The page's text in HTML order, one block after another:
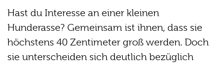
Hast du Interesse an einer kleinen
Hunderasse? Gemeinsam ist ihnen, dass sie
höchstens 40 Zentimeter groß werden. Doch
sie unterscheiden sich deutlich bezüglich